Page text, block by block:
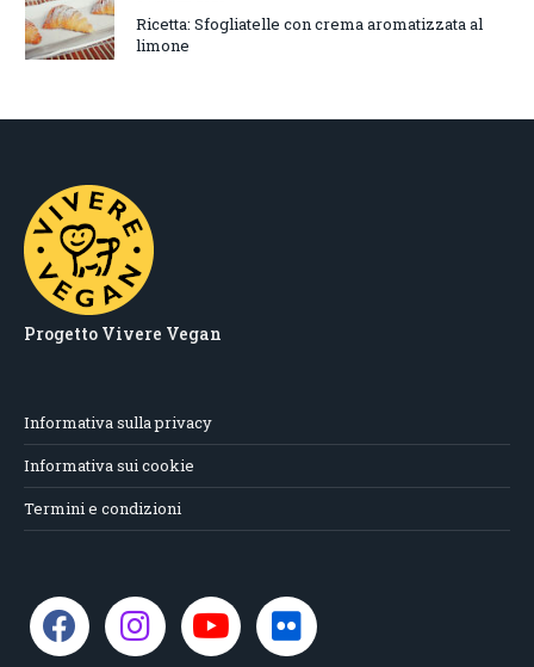
Ricetta: Sfogliatelle con crema aromatizzata al
limone
Progetto Vivere Vegan
Informativa sulla privacy
Informativa sui cookie
Termini e condizioni